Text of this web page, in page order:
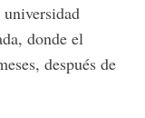
donde el
después de